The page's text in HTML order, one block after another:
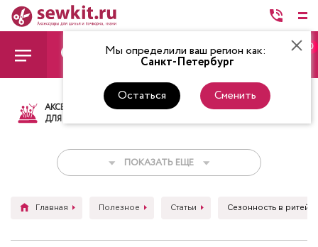
Мы определили ваш регион как:
Санкт-Петербург
Остаться Сменить
0
АКСЕССУАРЫ
ДЛЯ ШИТЬЯ
ТКАНИ НИТКИ
ПОКАЗАТЬ ЕЩЕ
Главная Полезное Статьи Сезонность в